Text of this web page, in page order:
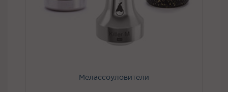
Мелассоуловители